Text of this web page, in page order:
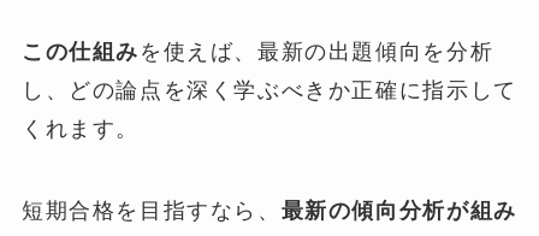
この仕組み を使えば、最新の出題傾向を分析
し、どの論点を深く学ぶべきか正確に指示して
くれます。
短期合格を目指すなら、 最新の傾向分析が組み